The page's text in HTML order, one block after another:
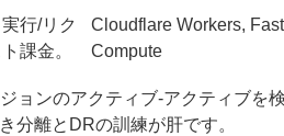
行/リク
課金。
Cloudflare Workers,
Compute
ョンのアクティブ-アクティブを
分離とDRの訓練が肝です。